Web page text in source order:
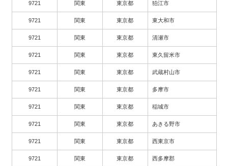
9721 関東 東京都 狛江市
9721 関東 東京都 東大和市
9721 関東 東京都 清瀬市
9721 関東 東京都 東久留米市
9721 関東 東京都 武蔵村山市
9721 関東 東京都 多摩市
9721 関東 東京都 稲城市
9721 関東 東京都 あきる野市
9721 関東 東京都 西東京市
9721 関東 東京都 西多摩郡